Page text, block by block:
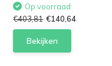
Op voorraad
€403,81 €140,64
Bekijken